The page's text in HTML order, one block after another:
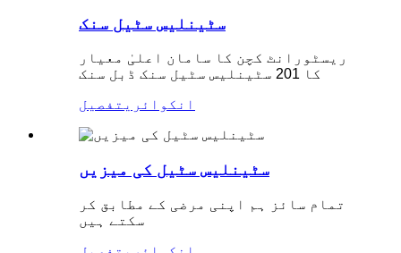
سٹینلیس سٹیل سنک
ریسٹورانٹ کچن کا سامان اعلیٰ معیار
کا 201 سٹینلیس سٹیل سنک ڈبل سنک
انکوائری تفصیل
سٹینلیس سٹیل کی میزیں
تمام سائز ہم اپنی مرضی کے مطابق کر
سکتے ہیں